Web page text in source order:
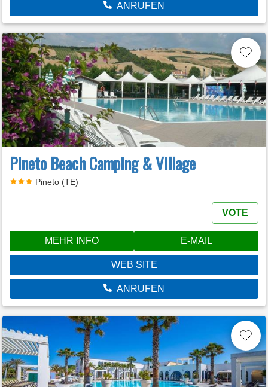
ANRUFEN
Pineto Beach Camping & Village
Pineto (TE)
VOTE
MEHR INFO E-MAIL
WEB SITE
ANRUFEN